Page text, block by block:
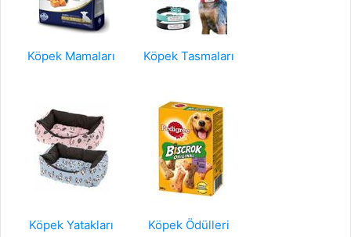
Köpek Mamaları Köpek Tasmaları
Köpek Yatakları Köpek Ödülleri